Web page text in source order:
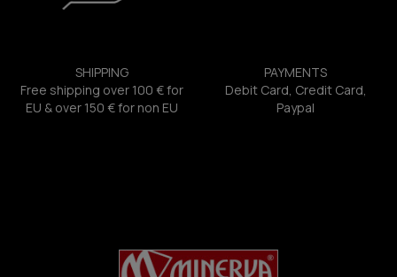
SHIPPING
Free shipping over 100 € for
EU & over 150 € for non EU
PAYMENTS
Debit Card, Credit Card,
Paypal